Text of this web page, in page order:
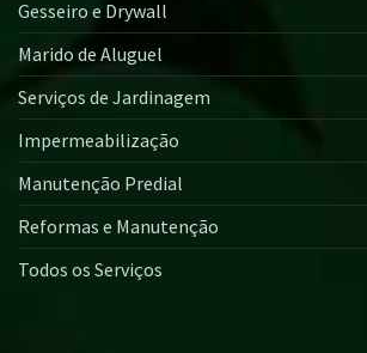
Gesseiro e Drywall
Marido de Aluguel
Serviços de Jardinagem
Impermeabilização
Manutenção Predial
Reformas e Manutenção
Todos os Serviços